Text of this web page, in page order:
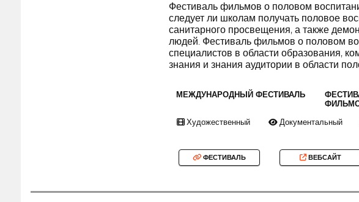
Фестиваль фильмов о половом
следует ли школам получать половое
санитарного просвещения, а также
людей. Фестиваль фильмов о половом
специалистов в области образования,
знания и знания аудитории в области
МЕЖДУНАРОДНЫЙ ФЕСТИВАЛЬ
Художественный Документальный
ФЕСТИВАЛЬ ВЕБСАЙТ